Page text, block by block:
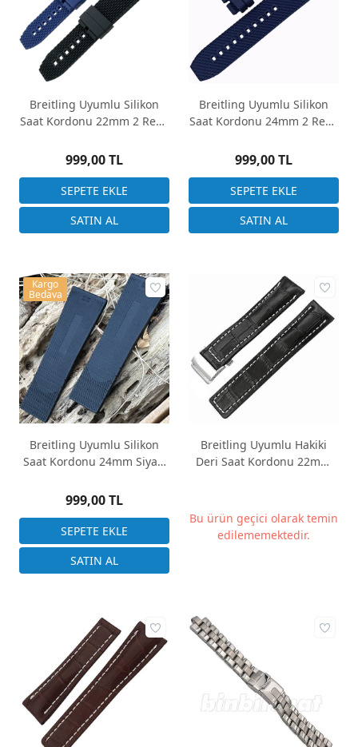
Breitling Uyumlu Silikon
Saat Kordonu 22mm 2 Renk
999,00 TL
Breitling Uyumlu Silikon
Saat Kordonu 24mm 2 Renk
999,00 TL
Breitling Uyumlu Silikon
Saat Kordonu 24mm Siyah
999,00 TL
Kargo
Bedava
Breitling Uyumlu Hakiki
Deri Saat Kordonu 22mm
Bu ürün geçici olarak temin
edilememektedir.